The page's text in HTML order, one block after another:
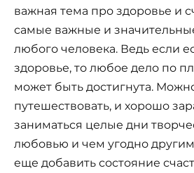
важная тема про здоровье и
самые важные и
любого человека. Ведь если
здоровье, то любое дело по
может быть достигнута.
путешествовать, и хорошо
заниматься целые дни
любовью и чем угодно
еще добавить состояние